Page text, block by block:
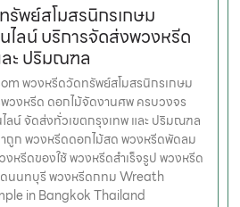
พย์สโมสรนิกรเกษม
ลน์ บริการจัดส่งพวงหรีด
ละ ปริมณฑล
พวงหรีดวัดทรัพย์สโมสรนิกรเกษม
วงหรีด ดอกไม้จัดงานศพ ครบวงจร
ลน์ จัดส่งทั่วเขตกรุงเทพ และ ปริมณฑล
าถูก พวงหรีดดอกไม้สด พวงหรีดพัดลม
หรีดของใช้ พวงหรีดสำเร็จรูป พวงหรีด
นนทบุรี พวงหรีดกทม Wreath
in Bangkok Thailand